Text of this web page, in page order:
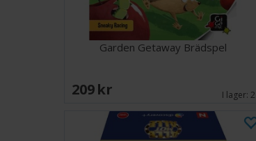
Garden Getaway Brädspel
209 SEK I lager:2